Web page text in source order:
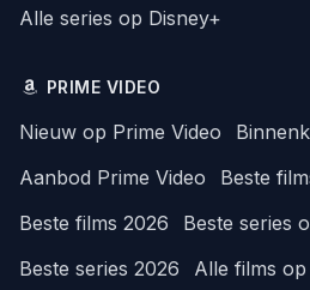
Alle series op Disney+
PRIME VIDEO
Nieuw op Prime Video
Aanbod Prime Video
Beste
Beste films 2026
Beste series
Beste series 2026
Alle films